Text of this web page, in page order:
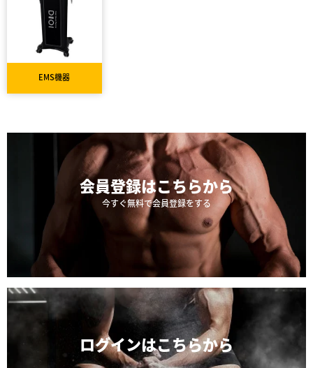
EMS機器
会員登録はこちらから
今すぐ無料で会員登録をする
ログインはこちらから